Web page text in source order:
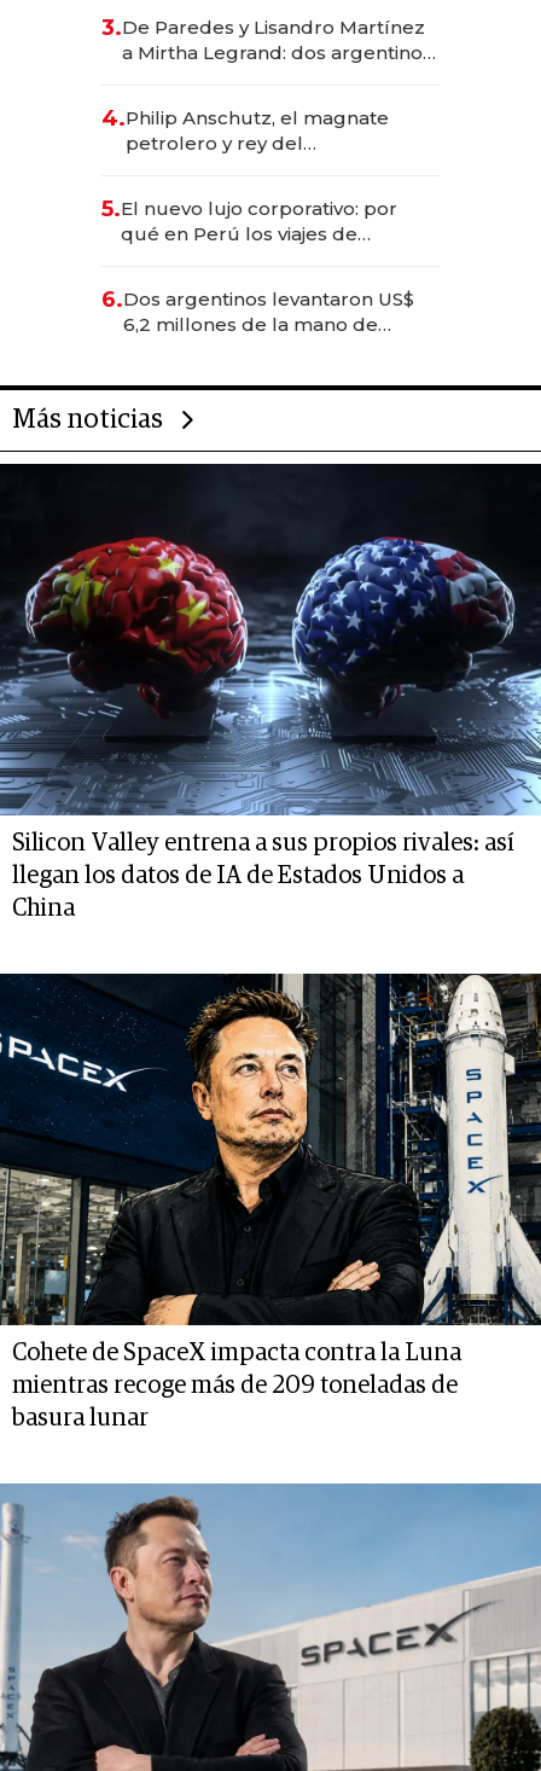
las marcas "fast premium"
3.De Paredes y Lisandro Martínez
a Mirtha Legrand: dos argentinos
4.Philip Anschutz, el magnate
petrolero y rey del
Fénix
5.El nuevo lujo corporativo: por
qué en Perú los viajes de
para convertirse en experiencias
transformadoras
6.Dos argentinos levantaron US$
6,2 millones de la mano de
Más noticias
Silicon Valley entrena a sus propios rivales: así
llegan los datos de IA de Estados Unidos a
China
Cohete de SpaceX impacta contra la Luna
mientras recoge más de 209 toneladas de
basura lunar